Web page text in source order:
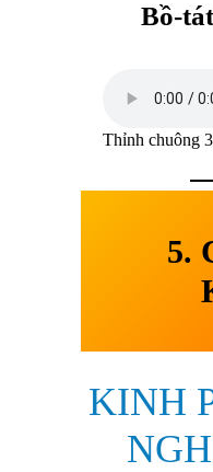
Bồ-
Thỉnh chuông
5.
KINH